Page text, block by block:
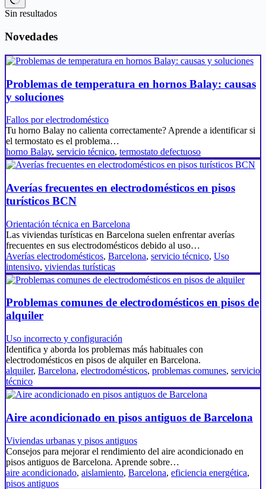
Sin resultados
Novedades
Problemas de temperatura en hornos Balay: causas
y soluciones
Fallos por electrodoméstico
Tu horno Balay no calienta correctamente? Aprende a identificar si
el termostato es el problema…
horno Balay, servicio técnico, termostato defectuoso
Averías frecuentes en electrodomésticos en pisos
turísticos BCN
Orientación técnica en Barcelona
Las viviendas turísticas en Barcelona suelen enfrentar averías
frecuentes en sus electrodomésticos debido al uso…
Averías electrodomésticos, Barcelona, servicio técnico, Uso
intensivo, viviendas turísticas
Problemas comunes de electrodomésticos en pisos de
alquiler
Uso incorrecto y configuración
Identifica y aborda los problemas más habituales con
electrodomésticos en pisos de alquiler en Barcelona.
alquiler, Barcelona, electrodomésticos, problemas comunes, servicio
técnico
Aire acondicionado en pisos antiguos de Barcelona
Viviendas urbanas y pisos antiguos
Consejos para mejorar el rendimiento del aire acondicionado en
pisos antiguos de Barcelona. Aprende sobre…
aire acondicionado, aislamiento, Barcelona, eficiencia energética,
pisos antiguos